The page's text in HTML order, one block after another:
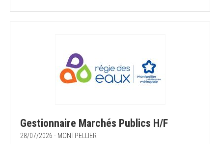
Gestionnaire Marchés Publics H/F
28/07/2026 - MONTPELLIER